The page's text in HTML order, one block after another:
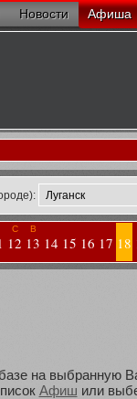
Новости Афиша
С
12
В
13 14 15 16 17 18
на выбранную
Афиш или